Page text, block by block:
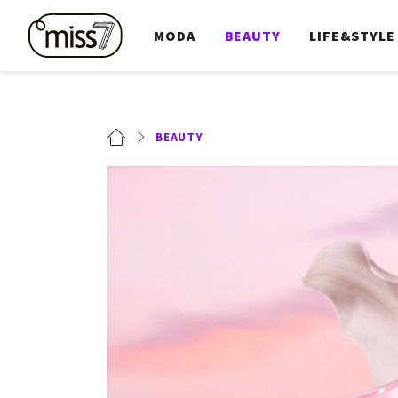
MODA BEAUTY LIFE&STYLE
BEAUTY